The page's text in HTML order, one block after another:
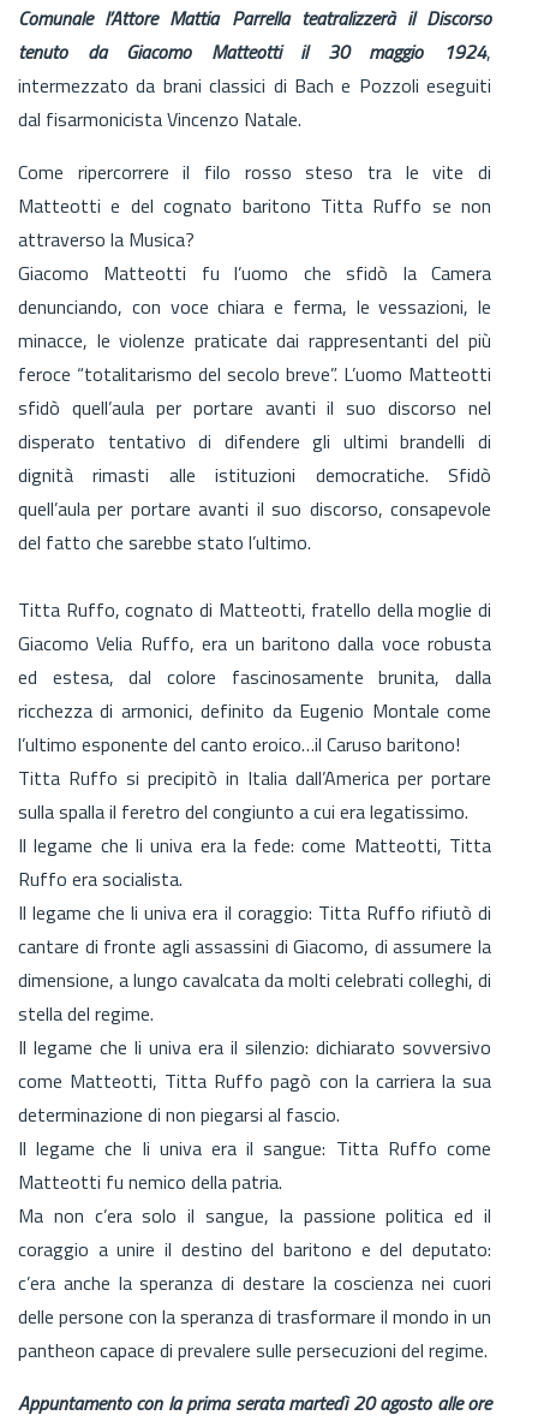
Comunale l’Attore Mattia Parrella teatralizzerà il Discorso
tenuto da Giacomo Matteotti il 30 maggio 1924,
intermezzato da brani classici di Bach e Pozzoli eseguiti
dal fisarmonicista Vincenzo Natale.
Come ripercorrere il filo rosso steso tra le vite di
Matteotti e del cognato baritono Titta Ruffo se non
attraverso la Musica?
Giacomo Matteotti fu l’uomo che sfidò la Camera
denunciando, con voce chiara e ferma, le vessazioni, le
minacce, le violenze praticate dai rappresentanti del più
feroce “totalitarismo del secolo breve”. L’uomo Matteotti
sfidò quell’aula per portare avanti il suo discorso nel
disperato tentativo di difendere gli ultimi brandelli di
dignità rimasti alle istituzioni democratiche. Sfidò
quell’aula per portare avanti il suo discorso, consapevole
del fatto che sarebbe stato l’ultimo.
Titta Ruffo, cognato di Matteotti, fratello della moglie di
Giacomo Velia Ruffo, era un baritono dalla voce robusta
ed estesa, dal colore fascinosamente brunita, dalla
ricchezza di armonici, definito da Eugenio Montale come
l’ultimo esponente del canto eroico…il Caruso baritono!
Titta Ruffo si precipitò in Italia dall’America per portare
sulla spalla il feretro del congiunto a cui era legatissimo.
Il legame che li univa era la fede: come Matteotti, Titta
Ruffo era socialista.
Il legame che li univa era il coraggio: Titta Ruffo rifiutò di
cantare di fronte agli assassini di Giacomo, di assumere la
dimensione, a lungo cavalcata da molti celebrati colleghi, di
stella del regime.
Il legame che li univa era il silenzio: dichiarato sovversivo
come Matteotti, Titta Ruffo pagò con la carriera la sua
determinazione di non piegarsi al fascio.
Il legame che li univa era il sangue: Titta Ruffo come
Matteotti fu nemico della patria.
Ma non c’era solo il sangue, la passione politica ed il
coraggio a unire il destino del baritono e del deputato:
c’era anche la speranza di destare la coscienza nei cuori
delle persone con la speranza di trasformare il mondo in un
pantheon capace di prevalere sulle persecuzioni del regime.
Appuntamento con la prima serata martedì 20 agosto alle ore